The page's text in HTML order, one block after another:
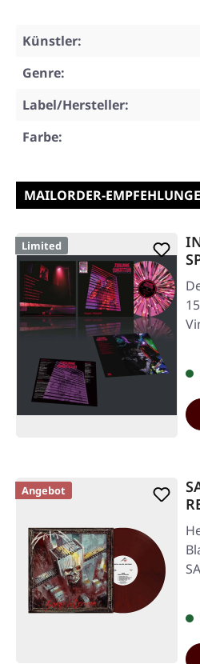
Künstler:
Genre:
Label/Hersteller:
Farbe:
MAILORDER-
Limited
Angebot